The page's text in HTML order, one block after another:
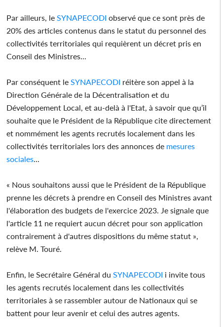
Par ailleurs, le SYNAPECODI observé que ce sont près de
20% des articles contenus dans le statut du personnel des
collectivités territoriales qui requièrent un décret pris en
Conseil des Ministres...
Par conséquent le SYNAPECODI réitère son appel à la
Direction Générale de la Décentralisation et du
Développement Local, et au-delà à l'Etat, à savoir que qu’il
souhaite que le Président de la République cite directement
et nommément les agents recrutés localement dans les
collectivités territoriales lors des annonces de mesures
sociales
« Nous souhaitons aussi que le Président de la République
prenne les décrets à prendre en Conseil des Ministres avant
l'élaboration des budgets de l'exercice 2023. Je signale que
l'article 11 ne requiert aucun décret pour son application
contrairement à d'autres dispositions du même statut »,
relève M. Touré.
Enfin, le Secrétaire Général du SYNAPECODI i invite tous
les agents recrutés localement dans les collectivités
territoriales à se rassembler autour de Nationaux qui se
battent pour leur avenir et celui des autres agents.